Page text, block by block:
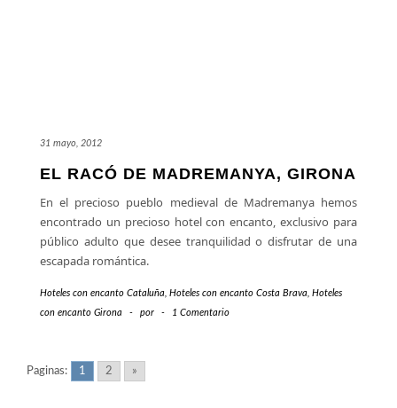
31 mayo, 2012
EL RACÓ DE MADREMANYA, GIRONA
En el precioso pueblo medieval de Madremanya hemos
encontrado un precioso hotel con encanto, exclusivo para
público adulto que desee tranquilidad o disfrutar de una
escapada romántica.
Hoteles con encanto Cataluña Hoteles con encanto Costa Brava Hoteles
con encanto Girona
- por - 1 Comentario
Paginas: 1 2 »